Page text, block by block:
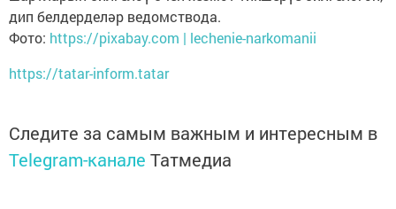
дип белдерделәр ведомствода.
Фото: https://pixabay.com | lechenie-narkomanii
https://tatar-inform.tatar
Следите за самым важным и интересным в
Telegram-канале Татмедиа